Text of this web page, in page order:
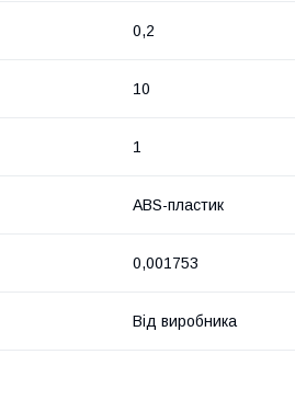
0,2
10
1
ABS-пластик
0,001753
Від виробника